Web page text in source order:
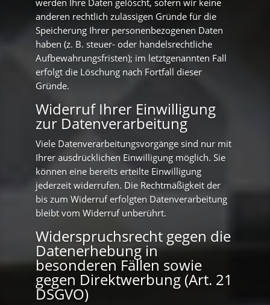
werden Ihre Daten gelöscht, sofern wir keine
anderen rechtlich zulässigen Gründe für die
Speicherung Ihrer personenbezogenen Daten
haben (z. B. steuer- oder handelsrechtliche
Aufbewahrungsfristen); im letztgenannten Fall
erfolgt die Löschung nach Fortfall dieser
Gründe.
Widerruf Ihrer Einwilligung
zur Datenverarbeitung
Viele Datenverarbeitungsvorgänge sind nur mit
Ihrer ausdrücklichen Einwilligung möglich. Sie
können eine bereits erteilte Einwilligung
jederzeit widerrufen. Die Rechtmäßigkeit der
bis zum Widerruf erfolgten Datenverarbeitung
bleibt vom Widerruf unberührt.
Widerspruchsrecht gegen die
Datenerhebung in
besonderen Fällen sowie
gegen Direktwerbung (Art. 21
DSGVO)